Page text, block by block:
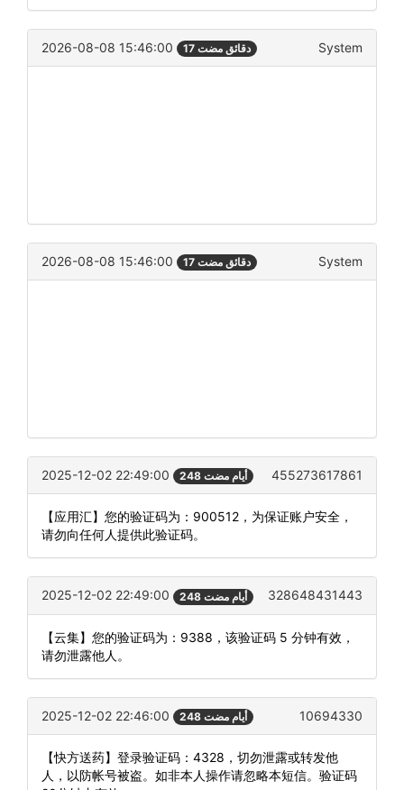
2026-08-08 15:46:00 17 دقائق مضت System
2026-08-08 15:46:00 17 دقائق مضت System
2025-12-02 22:49:00 248 أيام مضت 455273617861
【应用汇】您的验证码为：900512，为保证账户安全，
请勿向任何人提供此验证码。
2025-12-02 22:49:00 248 أيام مضت 328648431443
【云集】您的验证码为：9388，该验证码 5 分钟有效，
请勿泄露他人。
2025-12-02 22:46:00 248 أيام مضت 10694330
【快方送药】登录验证码：4328，切勿泄露或转发他
人，以防帐号被盗。如非本人操作请忽略本短信。验证码